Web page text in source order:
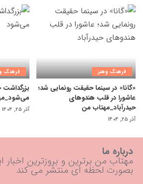
فرهنگ وهنر
«گانا» در سینما حقیقت رونمایی شد؛
عاشورا در قلب هندوهای
حیدرآباد_مهتاب من
آذر ۲۵, ۱۴۰۴
فرهنگ
بزرگداشت
آذر ۲۵, ۱۴۰۴
درباره ما
مهتاب من برترین و بروزترین اخبار
بصورت لحظه ای منتشر می کند